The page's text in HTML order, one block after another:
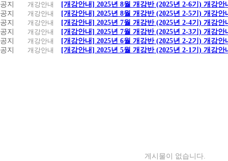
공지
개강안내
[개강안내] 2025년 8월 개강반 (2025년 2-6기) 개강안
공지
개강안내
[개강안내] 2025년 8월 개강반 (2025년 2-5기) 개강안
공지
개강안내
[개강안내] 2025년 7월 개강반 (2025년 2-4기) 개강안
공지
개강안내
[개강안내] 2025년 7월 개강반 (2025년 2-3기) 개강안
공지
개강안내
[개강안내] 2025년 6월 개강반 (2025년 2-2기) 개강안
공지
개강안내 [개강안내] 2025년 5월 개강반 (2025년 2-1기) 개강안
게시물이 없습니다.